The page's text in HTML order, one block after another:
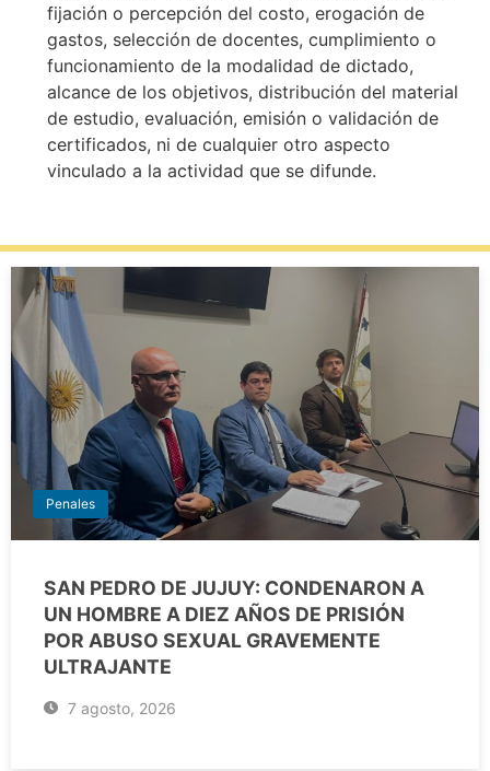
fijación o percepción del costo, erogación de
gastos, selección de docentes, cumplimiento o
funcionamiento de la modalidad de dictado,
alcance de los objetivos, distribución del material
de estudio, evaluación, emisión o validación de
certificados, ni de cualquier otro aspecto
vinculado a la actividad que se difunde.
Penales
SAN PEDRO DE JUJUY: CONDENARON A
UN HOMBRE A DIEZ AÑOS DE PRISIÓN
POR ABUSO SEXUAL GRAVEMENTE
ULTRAJANTE
7 agosto, 2026